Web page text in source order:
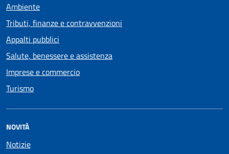
Ambiente
Tributi, finanze e contravvenzioni
Appalti pubblici
Salute, benessere e assistenza
Imprese e commercio
Turismo
NOVITÀ
Notizie